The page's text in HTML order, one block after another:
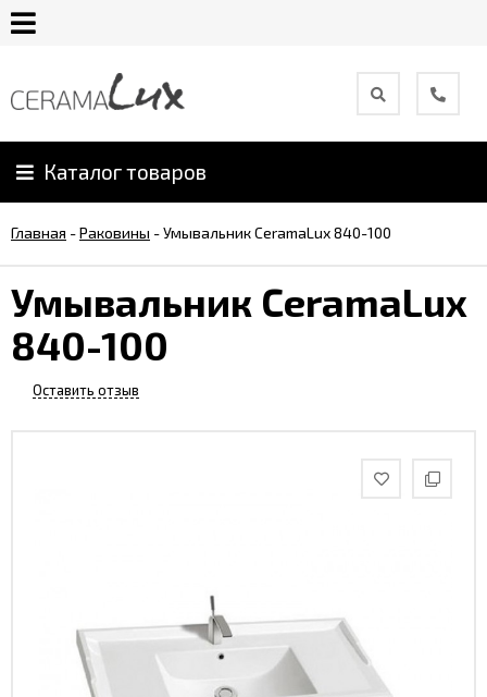
О
продукцией
Сотрудничество
Каталог товаров
Главная -Раковины -Умывальник CeramaLux 840-100
Умывальник CeramaLux
840-100
Оставить отзыв